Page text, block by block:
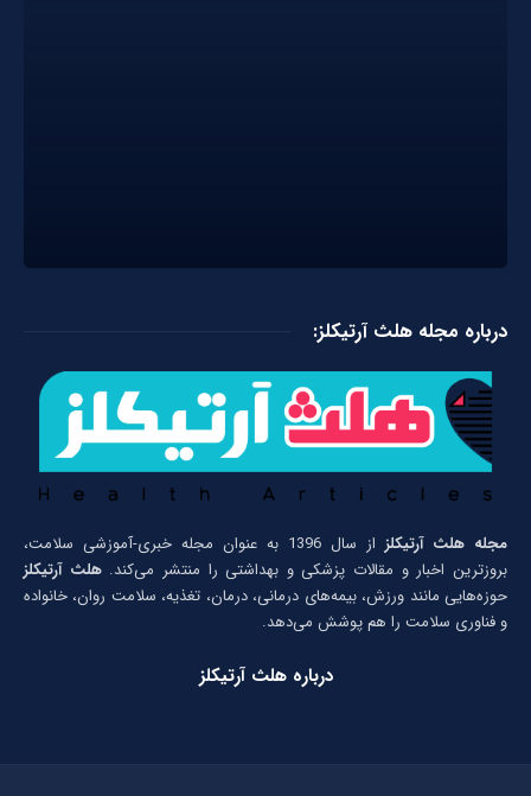
درباره مجله هلث آرتیکلز:
مجله هلث آرتیکلز
از سال 1396 به عنوان مجله خبری-آموزشی سلامت،
بروزترین اخبار و مقالات پزشکی و بهداشتی را منتشر می‌کند.هلث آرتیکلز
حوزه‌هایی مانند ورزش، بیمه‌های درمانی، درمان، تغذیه، سلامت روان، خانواده
و فناوری سلامت را هم پوشش می‌دهد.
درباره هلث آرتیکلز